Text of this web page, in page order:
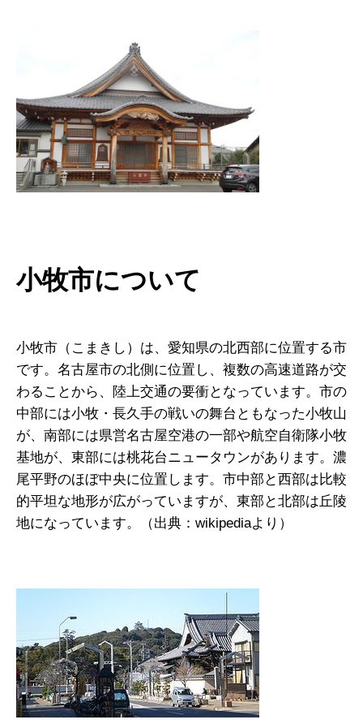
小牧市について
小牧市（こまきし）は、愛知県の北西部に位置する市
です。名古屋市の北側に位置し、複数の高速道路が交
わることから、陸上交通の要衝となっています。市の
中部には小牧・長久手の戦いの舞台ともなった小牧山
が、南部には県営名古屋空港の一部や航空自衛隊小牧
基地が、東部には桃花台ニュータウンがあります。濃
尾平野のほぼ中央に位置します。市中部と西部は比較
的平坦な地形が広がっていますが、東部と北部は丘陵
地になっています。（出典：wikipediaより）